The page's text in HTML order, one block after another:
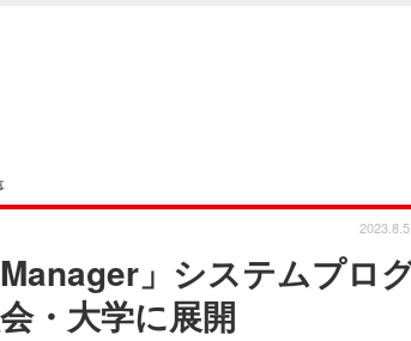
」システムプロ
・大学に展開